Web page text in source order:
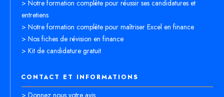
> Notre formation complète pour réussir ses candidatures et
entretiens
> Notre formation complète pour maîtriser Excel en finance
> Nos fiches de révision en finance
> Kit de candidature gratuit
CONTACT ET INFORMATIONS
> Donnez nous votre avis